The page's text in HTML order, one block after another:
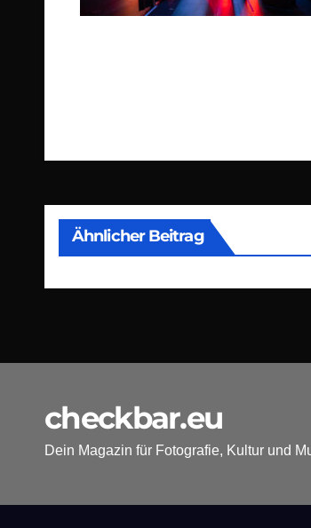
Ähnlicher Beitrag
checkbar.eu
Dein Magazin für Fotografie, Kultur und